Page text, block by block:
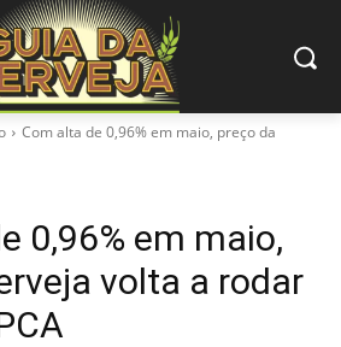
Com alta de 0,96% em maio, preço da
0,96% em maio,
volta a rodar